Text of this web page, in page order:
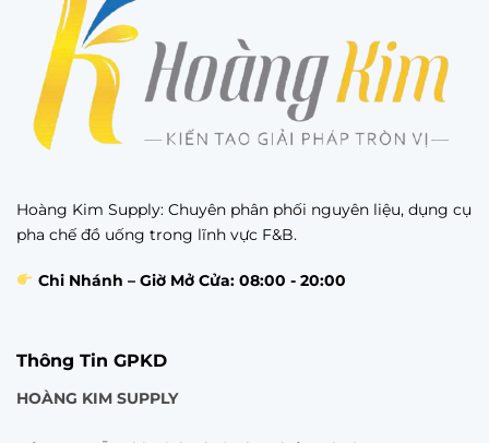
Hoàng Kim Supply: Chuyên phân phối nguyên liệu, dụng cụ
pha chế đồ uống trong lĩnh vực F&B.
Chi Nhánh – Giờ Mở Cửa: 08:00 - 20:00
Thông Tin GPKD
HOÀNG KIM SUPPLY